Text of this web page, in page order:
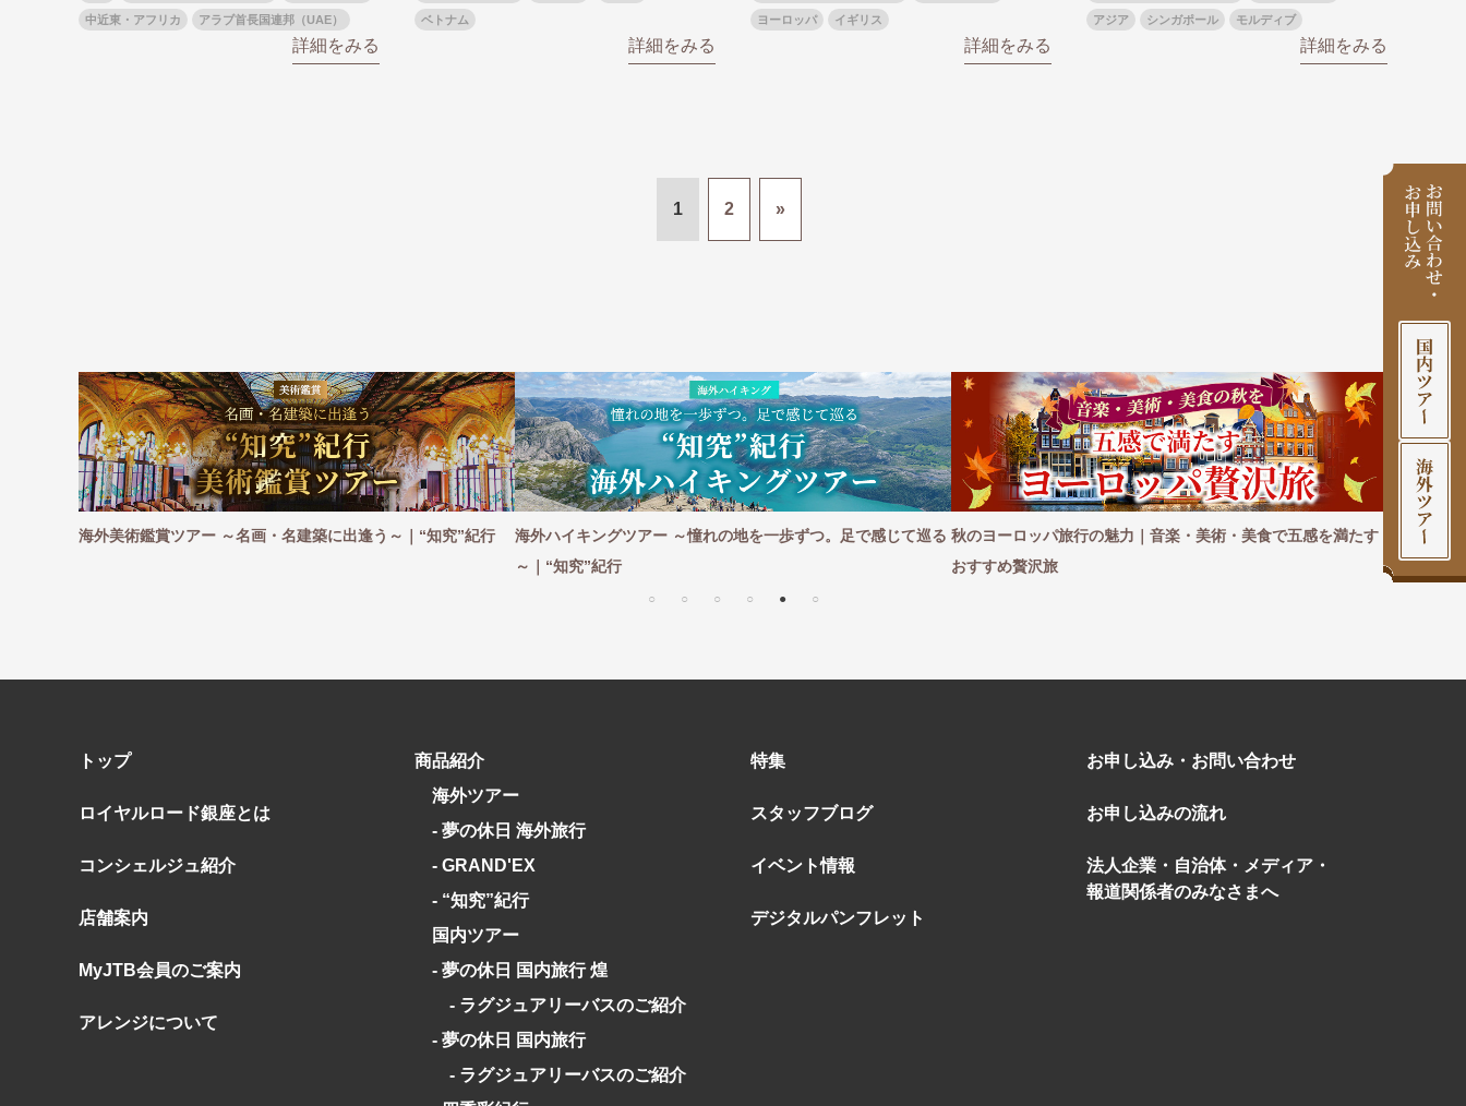
中近東・アフリカ アラブ首長国連邦（UAE）
詳細をみる
ベトナム
詳細をみる
ヨーロッパ イギリス
詳細をみる
アジア シンガポール モルディブ
詳細をみる
1 2 »
｜“知究”紀行
海外ハイキングツアー ～憧れの地を一歩ずつ。足で感じて巡る 秋のヨーロッパ旅行の魅力｜音楽・美術・美食で五感を満たす
おすすめ贅沢旅
この秋おすすめの海外旅行｜心おきなく愉しむカナダ・アジ
ア・オセアニア厳選ツアー
トに
トップ
ロイヤルロード銀座とは
コンシェルジュ紹介
店舗案内
MyJTB会員のご案内
アレンジについて
商品紹介
海外ツアー
- 夢の休日 海外旅行
- GRAND'EX
- “知究”紀行
国内ツアー
- 夢の休日 国内旅行 煌
- ラグジュアリーバスのご紹介
- 夢の休日 国内旅行
- ラグジュアリーバスのご紹介
特集
スタッフブログ
イベント情報
デジタルパンフレット
お申し込み・お問い合わせ
お申し込みの流れ
法人企業・自治体・メディア・
報道関係者のみなさまへ